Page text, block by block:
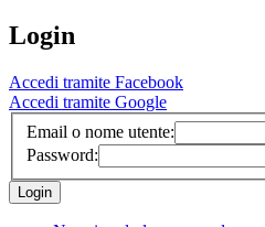
Login
Accedi tramite Facebook
Accedi tramite Google
Email o nome utente:
Password: